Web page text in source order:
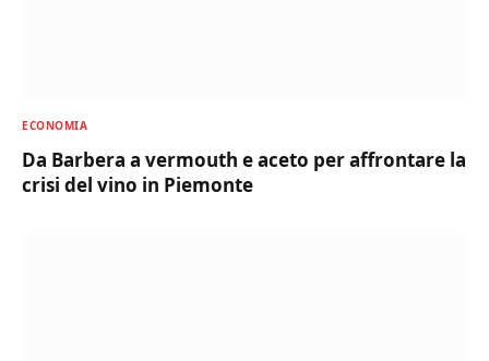
ECONOMIA
Da Barbera a vermouth e aceto per affrontare la
crisi del vino in Piemonte